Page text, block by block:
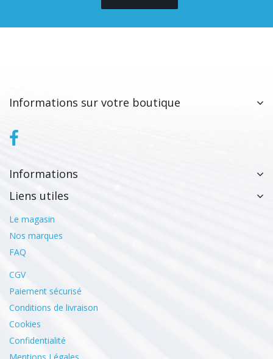
Informations sur votre boutique
Informations
Liens utiles
Le magasin
Nos marques
FAQ
CGV
Paiement sécurisé
Conditions de livraison
Cookies
Confidentialité